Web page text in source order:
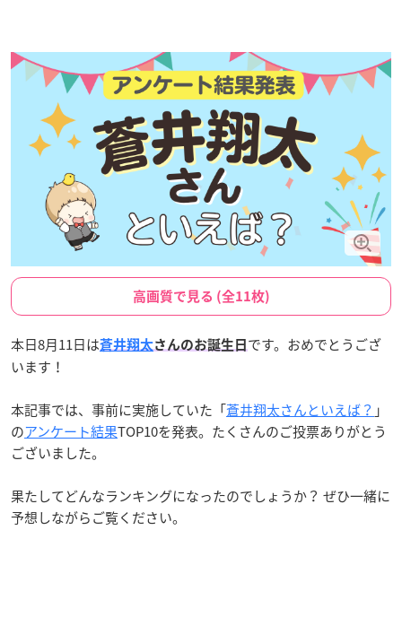
高画質で見る (全11枚)
本日8月11日は蒼井翔太さんのお誕生日 です。おめでとうござ
います！
本記事では、事前に実施していた「蒼井翔太さんといえば？ 」
のアンケート結果TOP10を発表。たくさんのご投票ありがとう
ございました。
果たしてどんなランキングになったのでしょうか？ ぜひ一緒に
予想しながらご覧ください。